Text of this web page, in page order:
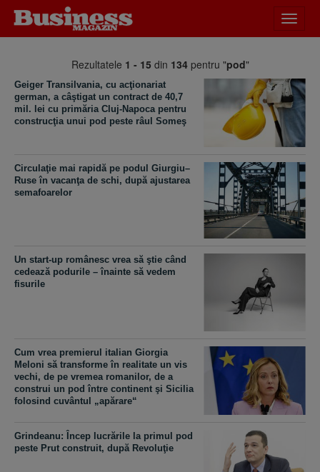
meniu
Rezultatele 1 - 15 din 134pentru "pod"
Geiger Transilva­nia, cu acţionariat
german, a câştigat un contract de 40,7
mil. lei cu primăria Cluj-Napoca pentru
construcţia unui pod peste râul Someş
Circulaţie mai rapidă pe podul Giurgiu–
Ruse în vacanţa de schi, după ajustarea
semafoarelor
Un start-up românesc vrea să ştie când
cedează podurile – înainte să vedem
fisurile
Cum vrea premierul italian Giorgia
Meloni să transforme în realitate un vis
vechi, de pe vremea romanilor, de a
construi un pod între continent şi Sicilia
folosind cuvântul „apărare“
Grindeanu: Încep lucrările la primul pod
peste Prut construit, după Revoluţie